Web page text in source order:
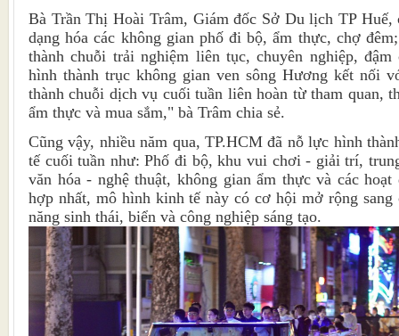
Bà Trần Thị Hoài Trâm, Giám đốc Sở Du lịch TP Huế,
dạng hóa các không gian phố đi bộ, ẩm thực, chợ
thành chuỗi trải nghiệm liên tục, chuyên nghiệp,
hình thành trục không gian ven sông Hương kết nối
thành chuỗi dịch vụ cuối tuần liên hoàn từ tham quan,
ẩm thực và mua sắm," bà Trâm chia sẻ.
Cũng vậy, nhiều năm qua, TP.HCM đã nỗ lực hình
tế cuối tuần như: Phố đi bộ, khu vui chơi - giải trí,
văn hóa - nghệ thuật, không gian ẩm thực và các
hợp nhất, mô hình kinh tế này có cơ hội mở rộng
năng sinh thái, biển và công nghiệp sáng tạo.